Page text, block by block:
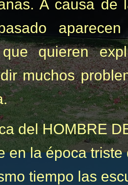
A causa de
quieren
muchos
del HOMBRE
en la época
tiempo las